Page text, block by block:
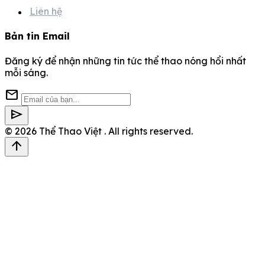
Liên hệ
Bản tin Email
Đăng ký để nhận những tin tức thể thao nóng hổi nhất
mỗi sáng.
mail
send
© 2026 Thể Thao Việt . All rights reserved.
arrow_upward